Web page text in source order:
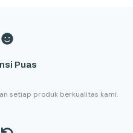
Puas
setiap produk berkualitas kami.